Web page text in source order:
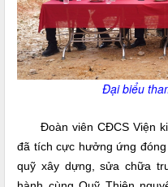
Đại biểu
Đoàn viên CĐCS Viện
đã tích cực hưởng ứng
quỹ xây dựng, sửa chữa